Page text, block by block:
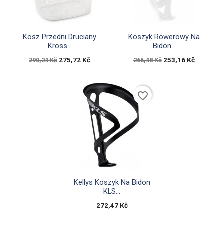
Rychlý náhled
Kosz Przedni Druciany
Kross...
290,24 Kč 275,72 Kč
Rychlý náhled
Koszyk Rowerowy Na
Bidon...
266,48 Kč 253,16 Kč
 Rychlý náhled
Kellys Koszyk Na Bidon
KLS...
272,47 Kč
favorite_border